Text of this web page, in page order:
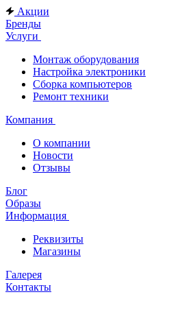
Акции
Бренды
Услуги
Монтаж оборудования
Настройка электроники
Сборка компьютеров
Ремонт техники
Компания
О компании
Новости
Отзывы
Блог
Образы
Информация
Реквизиты
Магазины
Галерея
Контакты